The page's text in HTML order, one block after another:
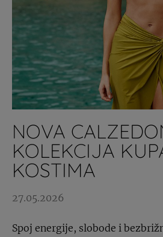
NOVA
KOLEKCIJA
KOSTIMA
27.05.2026
Spoj energije, slobode i